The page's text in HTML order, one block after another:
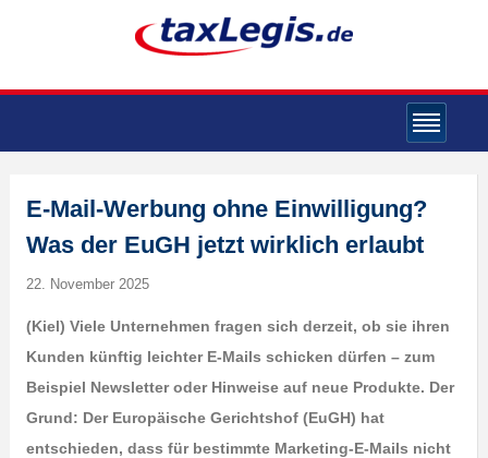
E-Mail-Werbung ohne Einwilligung?
Was der EuGH jetzt wirklich erlaubt
22. November 2025
(Kiel) Viele Unternehmen fragen sich derzeit, ob sie ihren
Kunden künftig leichter E-Mails schicken dürfen – zum
Beispiel Newsletter oder Hinweise auf neue Produkte. Der
Grund: Der Europäische Gerichtshof (EuGH) hat
entschieden, dass für bestimmte Marketing-E-Mails nicht